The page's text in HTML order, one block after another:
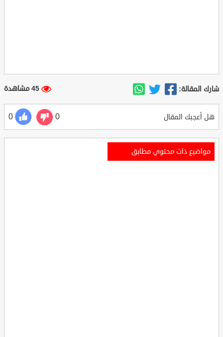
شارك المقالة: 45 مشاهدة
هل أعجبك المقال 0
0
مواضيع ذات محتوي مطابق